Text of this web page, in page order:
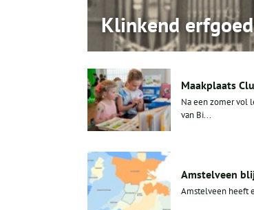
Klinkend
Maakplaats
Na een zomer vol
van Bi...
Amstelveen
Amstelveen heeft